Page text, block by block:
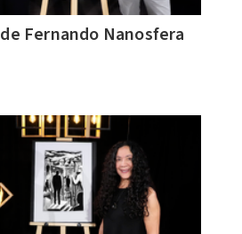
Fernando Nanosfera